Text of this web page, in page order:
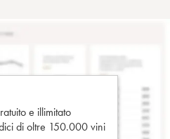
e illimitato
di oltre 150.000 vini